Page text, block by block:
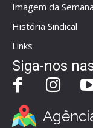
Imagem da Semana
História Sindical
Links
Siga-nos